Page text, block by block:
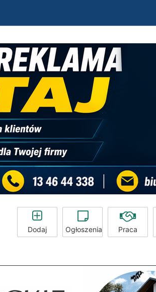
Dodaj Ogłoszenia Praca